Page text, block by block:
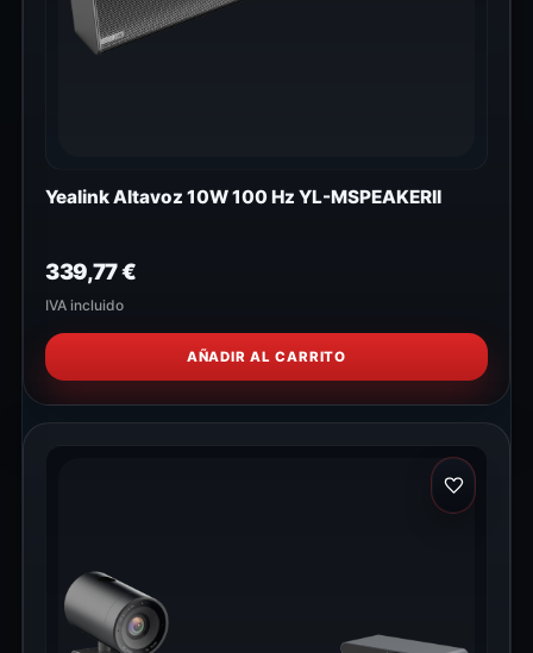
Yealink Altavoz 10W 100 Hz YL-MSPEAKERII
339,77€
IVA incluido
AÑADIR AL CARRITO